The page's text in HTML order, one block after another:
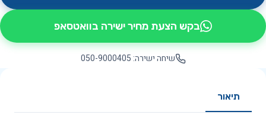
בקש הצעת מחיר ישירה בוואטסאפ
שיחה ישירה: 050-9000405
תיאור